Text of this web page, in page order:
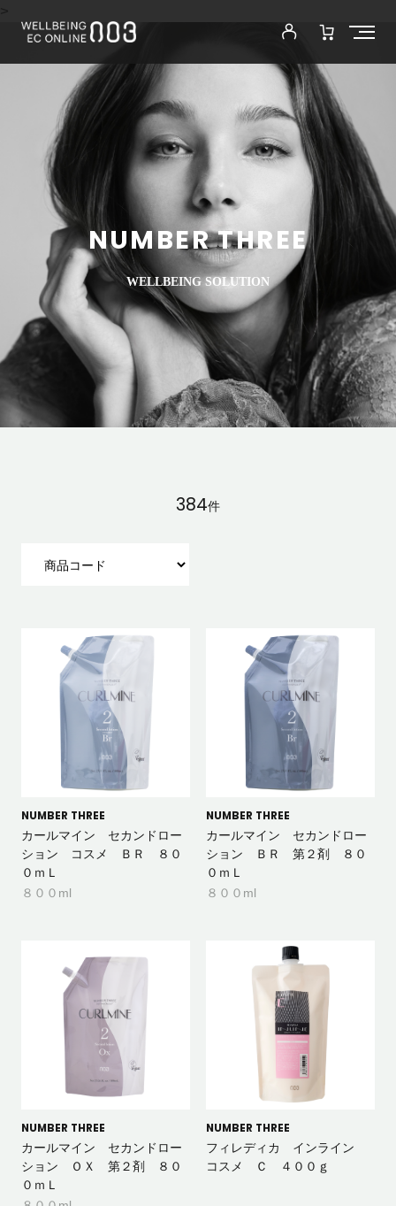
NUMBER THREE
WELLBEING SOLUTION
384件
NUMBER THREE
カールマイン セカンドロー
ション コスメ ＢＲ ８０
０ｍＬ
８００ml
NUMBER THREE
カールマイン セカンドロー
ション ＢＲ 第２剤 ８０
０ｍＬ
８００ml
NUMBER THREE
カールマイン セカンドロー
ション ＯＸ 第２剤 ８０
０ｍＬ
NUMBER THREE
フィレディカ インライン
コスメ Ｃ ４００ｇ